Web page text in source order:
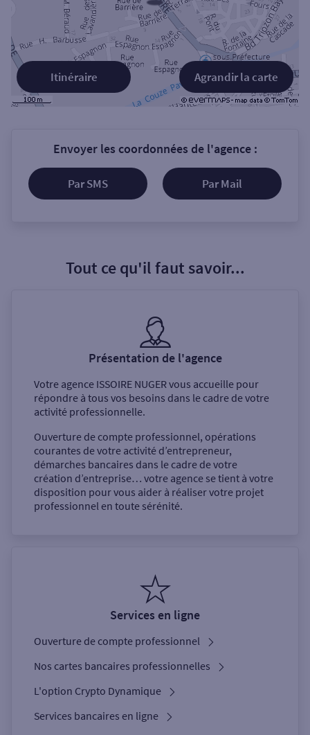
Agrandir la carte
Itinéraire
Envoyer les coordonnées de l'agence :
Par SMS Par Mail
Tout ce qu'il faut savoir...
Présentation de l'agence
Votre agence ISSOIRE NUGERvous accueille pour
répondre à tous vos besoins dans le cadre de votre
activité professionnelle.
Ouverture de compte professionnel, opérations
courantes de votre activité d’entrepreneur,
démarches bancaires dans le cadre de votre
création d’entreprise… votre agence se tient à votre
disposition pour vous aider à réaliser votre projet
professionnel en toute sérénité.
Services en ligne
Ouverture de compte professionnel
Nos cartes bancaires professionnelles
L'option Crypto Dynamique
Services bancaires en ligne